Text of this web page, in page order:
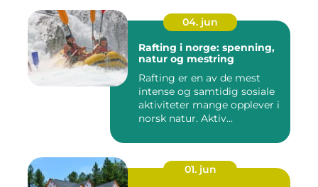
04. jun
Rafting i norge: spenning,
natur og mestring
Rafting er en av de mest
intense og samtidig sosiale
aktiviteter mange opplever i
norsk natur. Aktiv...
01. jun